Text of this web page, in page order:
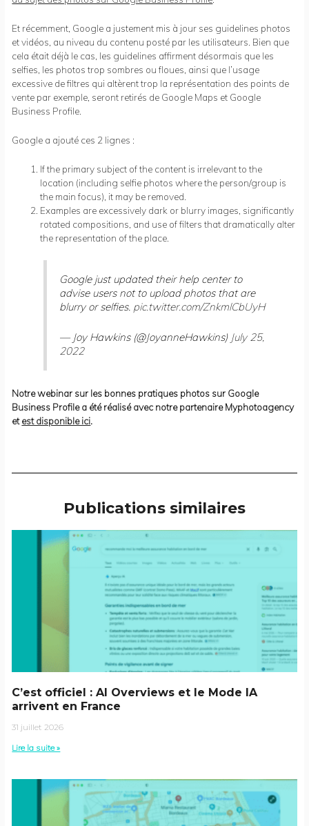
Et récemment, Google a justement mis à jour ses guidelines photos
et vidéos, au niveau du contenu posté par les utilisateurs. Bien que
cela était déjà le cas, les guidelines affirment désormais que les
selfies, les photos trop sombres ou floues, ainsi que l’usage
excessive de filtres qui altèrent trop la représentation des points de
vente par exemple, seront retirés de Google Maps et Google
Business Profile.
Google a ajouté ces 2 lignes :
If the primary subject of the content is irrelevant to the
location (including selfie photos where the person/group is
the main focus), it may be removed.
Examples are excessively dark or blurry images, significantly
rotated compositions, and use of filters that dramatically alter
the representation of the place.
Google just updated their help center to
advise users not to upload photos that are
blurry or selfies. pic.twitter.com/ZnkmlCbUyH
— Joy Hawkins (@JoyanneHawkins) July 25,
2022
Notre webinar sur les bonnes pratiques photos sur Google
Business Profile a été réalisé avec notre partenaire Myphotoagency
etest disponible ici.
Publications similaires
C’est officiel : AI Overviews et le Mode IA
arrivent en France
31 juillet 2026
Lire la suite »